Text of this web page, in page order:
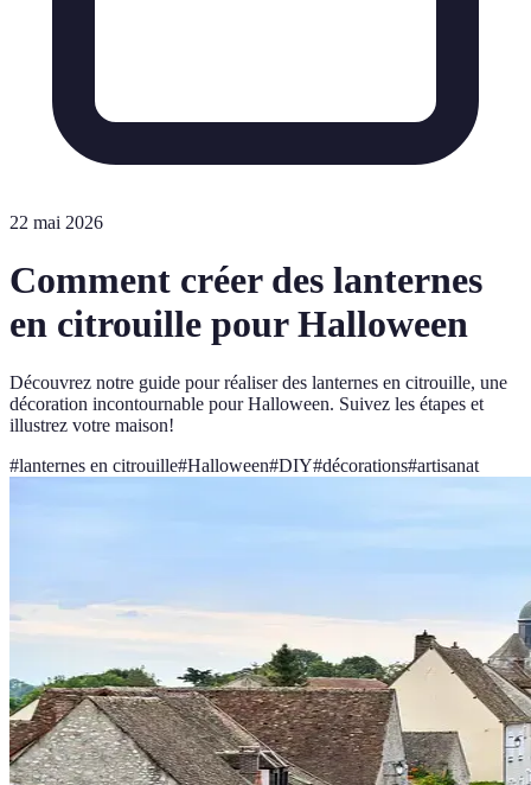
22 mai 2026
Comment créer des lanternes
en citrouille pour Halloween
Découvrez notre guide pour réaliser des lanternes en citrouille, une
décoration incontournable pour Halloween. Suivez les étapes et
illustrez votre maison!
#lanternes en citrouille#Halloween#DIY#décorations#artisanat